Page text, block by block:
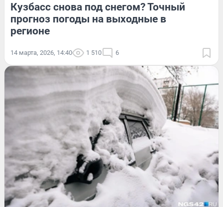
Кузбасс снова под снегом? Точный
прогноз погоды на выходные в
регионе
14 марта, 2026, 14:40 1 510 6